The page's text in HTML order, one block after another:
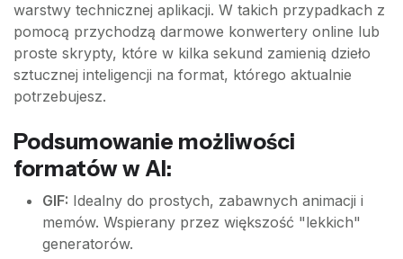
warstwy technicznej aplikacji. W takich przypadkach z
pomocą przychodzą darmowe konwertery online lub
proste skrypty, które w kilka sekund zamienią dzieło
sztucznej inteligencji na format, którego aktualnie
potrzebujesz.
Podsumowanie możliwości
formatów w AI:
GIF: Idealny do prostych, zabawnych animacji i
memów. Wspierany przez większość "lekkich"
generatorów.